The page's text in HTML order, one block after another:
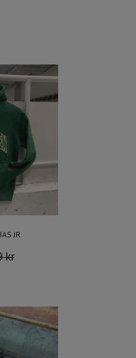
JR
kr